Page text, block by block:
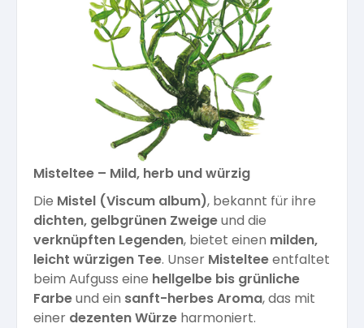
Gesundheit
Ätherische Öle
Hautsalben
Kräuter-Auszüge
Vereinsgründer Pfarrer Rauscher
Veranstaltungsberichte
Seminare mit Kräuterpfarrer Benedikt
Kräuterwanderungen
Kräuterpfarrer-Zentrum
Kloster- und Kräuterladen
Beratungsdienst
Kräutergarten
Angebote für Gruppen
Freunde der Heilkräuter
Vereinsvorstellung
Vereinsvorteile
Mitglied werden!
Unser Naturladen
Misteltee – Mild, herb und würzig
Die Mistel (Viscum album), bekannt für ihre
dichten, gelbgrünen Zweigeund die
verknüpften Legenden, bietet einen milden,
leicht würzigen Tee. Unser Mistelteeentfaltet
beim Aufguss eine hellgelbe bis grünliche
Farbeund ein sanft-herbes Aroma, das mit
einer dezenten Würze harmoniert.